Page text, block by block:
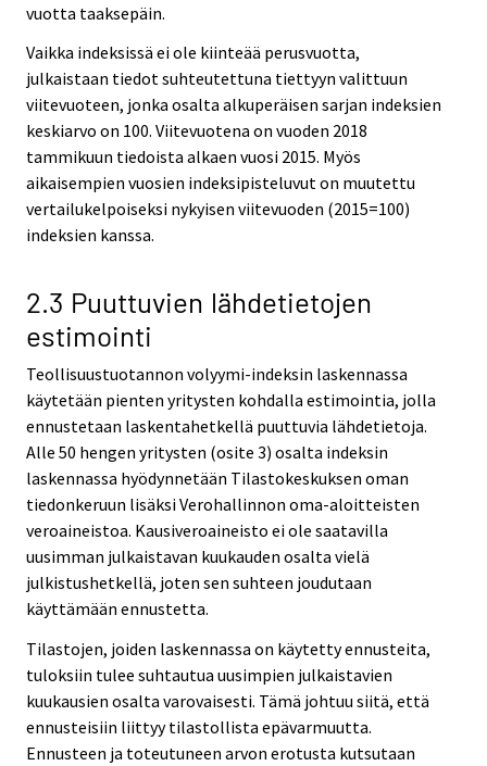
vuotta taaksepäin.
Vaikka indeksissä ei ole kiinteää perusvuotta,
julkaistaan tiedot suhteutettuna tiettyyn valittuun
viitevuoteen, jonka osalta alkuperäisen sarjan indeksien
keskiarvo on 100. Viitevuotena on vuoden 2018
tammikuun tiedoista alkaen vuosi 2015. Myös
aikaisempien vuosien indeksipisteluvut on muutettu
vertailukelpoiseksi nykyisen viitevuoden (2015=100)
indeksien kanssa.
2.3 Puuttuvien lähdetietojen
estimointi
Teollisuustuotannon volyymi-indeksin laskennassa
käytetään pienten yritysten kohdalla estimointia, jolla
ennustetaan laskentahetkellä puuttuvia lähdetietoja.
Alle 50 hengen yritysten (osite 3) osalta indeksin
laskennassa hyödynnetään Tilastokeskuksen oman
tiedonkeruun lisäksi Verohallinnon oma-aloitteisten
veroaineistoa. Kausiveroaineisto ei ole saatavilla
uusimman julkaistavan kuukauden osalta vielä
julkistushetkellä, joten sen suhteen joudutaan
käyttämään ennustetta.
Tilastojen, joiden laskennassa on käytetty ennusteita,
tuloksiin tulee suhtautua uusimpien julkaistavien
kuukausien osalta varovaisesti. Tämä johtuu siitä, että
ennusteisiin liittyy tilastollista epävarmuutta.
Ennusteen ja toteutuneen arvon erotusta kutsutaan